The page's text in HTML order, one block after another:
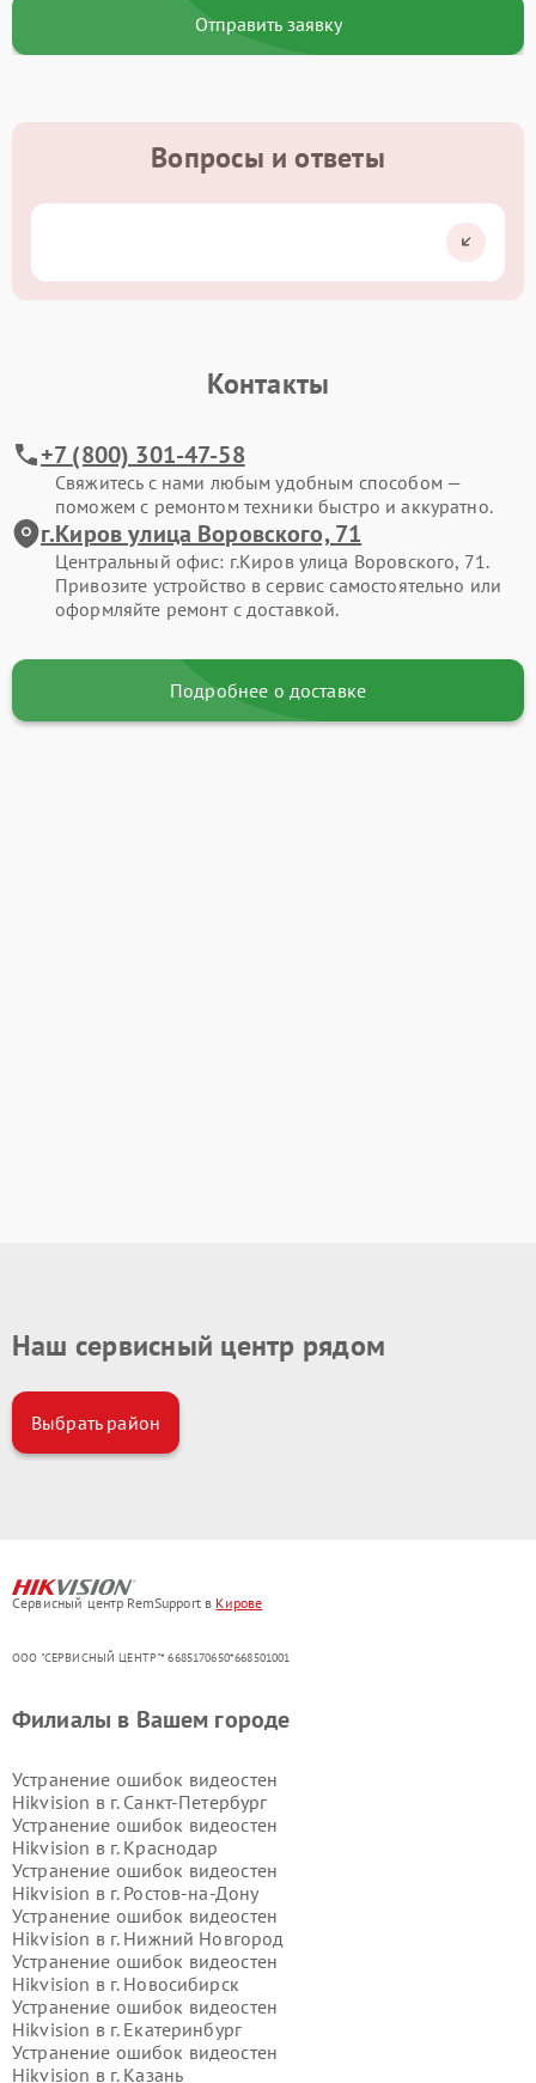
Отправить заявку
Вопросы и ответы
Контакты
+7 (800) 301-47-58
Свяжитесь с нами любым удобным способом —
поможем с ремонтом техники быстро и аккуратно.
г.Киров улица Воровского, 71
Центральный офис: г.Киров улица Воровского, 71.
Привозите устройство в сервис самостоятельно или
оформляйте ремонт с доставкой.
Подробнее о доставке
Наш сервисный центр рядом
Выбрать район
Сервисный центр RemSupport в Кирове
ООО "СЕРВИСНЫЙ ЦЕНТР"* 6685170650*668501001
Филиалы в Вашем городе
Устранение ошибок видеостен
Hikvision в г. Санкт-Петербург
Устранение ошибок видеостен
Hikvision в г. Краснодар
Устранение ошибок видеостен
Hikvision в г. Ростов-на-Дону
Устранение ошибок видеостен
Hikvision в г. Нижний Новгород
Устранение ошибок видеостен
Hikvision в г. Новосибирск
Устранение ошибок видеостен
Hikvision в г. Екатеринбург
Устранение ошибок видеостен
Hikvision в г. Казань